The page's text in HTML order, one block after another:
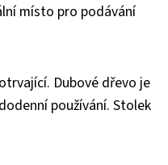
místo pro podávání
Dubové dřevo je
používání. Stolek